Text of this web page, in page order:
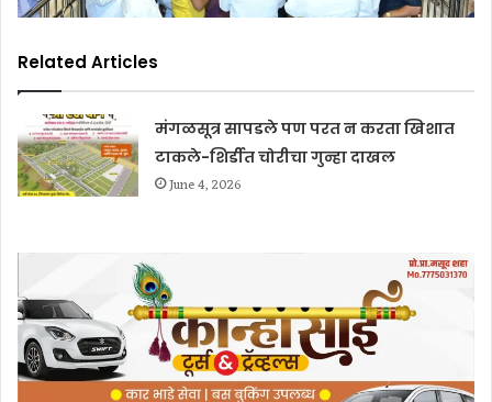
Related Articles
मंगळसूत्र सापडले पण परत न करता खिशात
टाकले-शिर्डीत चोरीचा गुन्हा दाखल
June 4, 2026